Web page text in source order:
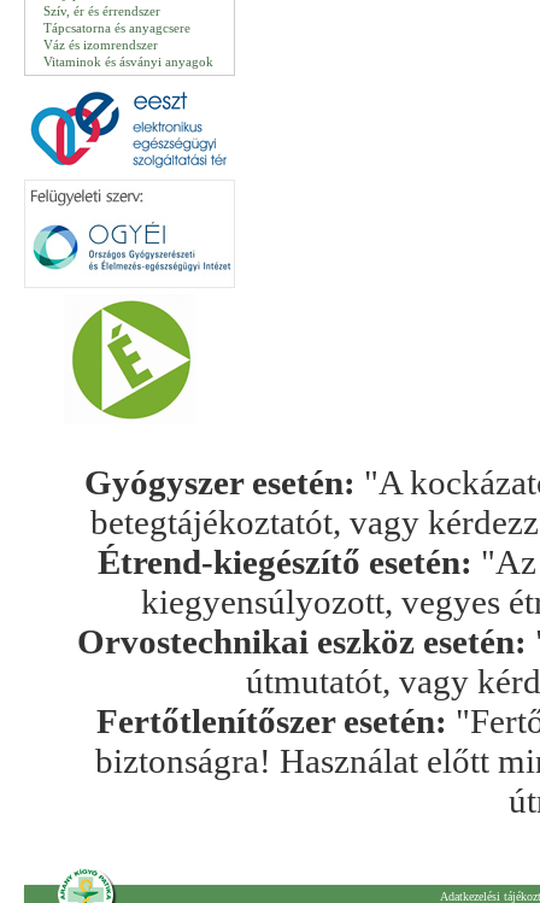
Szív, ér és érrendszer
Tápcsatorna és anyagcsere
Váz és izomrendszer
Vitaminok és ásványi anyagok
Gyógyszer esetén: "A
betegtájékoztatót, vagy
Étrend-kiegészítő esetén: "Az
kiegyensúlyozott, vegyes
Orvostechnikai eszköz esetén:
útmutatót, vagy
Fertőtlenítőszer esetén:
biztonságra! Használat előtt
Adatkezelési